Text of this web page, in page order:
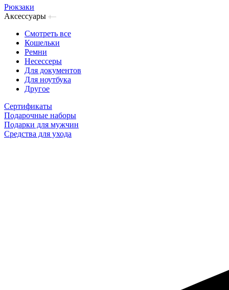
Рюкзаки
Аксессуары
Смотреть все
Кошельки
Ремни
Несессеры
Для документов
Для ноутбука
Другое
Сертификаты
Подарочные наборы
Подарки для мужчин
Средства для ухода